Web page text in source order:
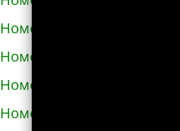
Номера телефонов такси в
Номера телефонов такси
Номера телефонов такси
Номера телефонов такси